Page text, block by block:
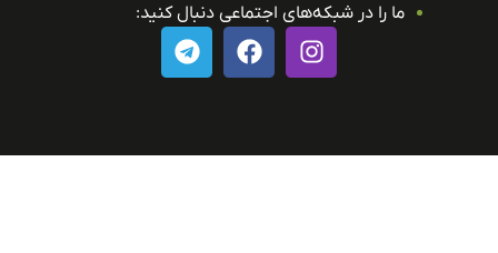
ما را در شبکه‌های اجتماعی دنبال کنید: